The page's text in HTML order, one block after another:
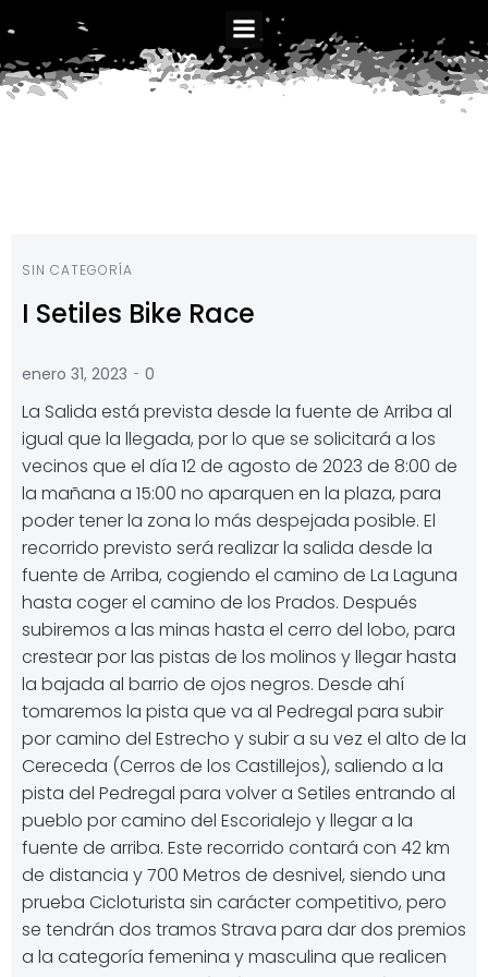
Saltar
al
contenido
SIN CATEGORÍA
I Setiles Bike Race
enero 31, 2023 - 0
La Salida está prevista desde la fuente de Arriba al
igual que la llegada, por lo que se solicitará a los
vecinos que el día 12 de agosto de 2023 de 8:00 de
la mañana a 15:00 no aparquen en la plaza, para
poder tener la zona lo más despejada posible. El
recorrido previsto será realizar la salida desde la
fuente de Arriba, cogiendo el camino de La Laguna
hasta coger el camino de los Prados. Después
subiremos a las minas hasta el cerro del lobo, para
crestear por las pistas de los molinos y llegar hasta
la bajada al barrio de ojos negros. Desde ahí
tomaremos la pista que va al Pedregal para subir
por camino del Estrecho y subir a su vez el alto de la
Cereceda (Cerros de los Castillejos), saliendo a la
pista del Pedregal para volver a Setiles entrando al
pueblo por camino del Escorialejo y llegar a la
fuente de arriba. Este recorrido contará con 42 km
de distancia y 700 Metros de desnivel, siendo una
prueba Cicloturista sin carácter competitivo, pero
se tendrán dos tramos Strava para dar dos premios
a la categoría femenina y masculina que realicen